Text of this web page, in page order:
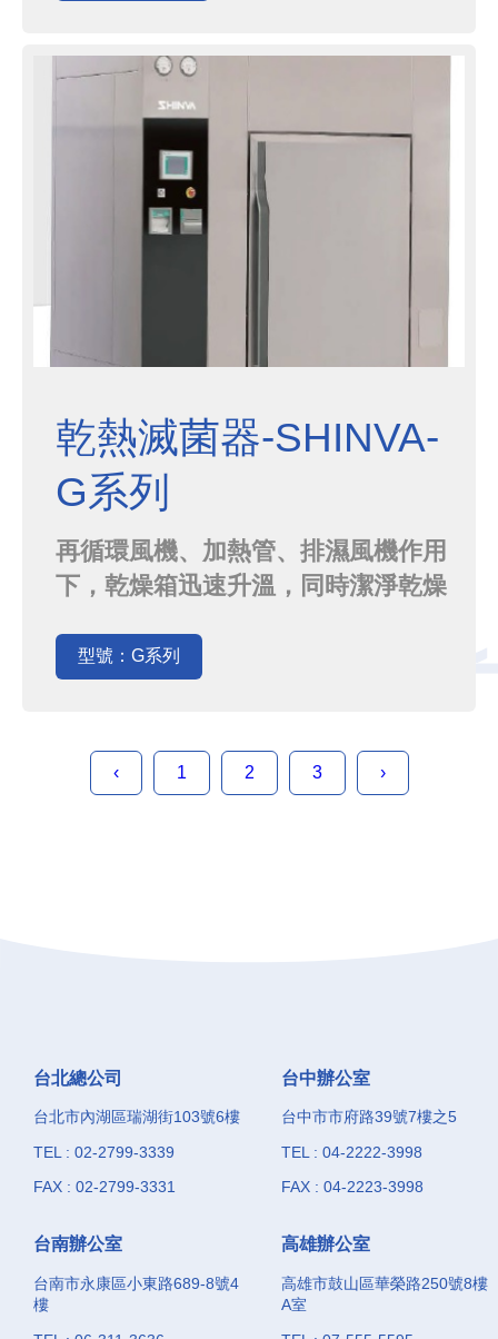
燥，實現了可重現的"能被記錄和驗
FDA和歐盟cGMP規範的要求。該清
洗機具有容積大、清洗徹底、自動水
程度高的特點，各項...
乾熱滅菌器-SHINVA-
G系列
再循環風機、加熱管、排濕風機作用
下，乾燥箱迅速升溫，同時潔淨乾燥
吸收物料表面的水分，進入循環通道
蒸發排出，乾燥空氣再風機作用下定
同時間系性補充新鮮過濾空氣，箱體
內成微正壓狀態，滅菌室溫度達到設
型號：G系列
‹ 1 2 3 ›
台北總公司
台北市內湖區瑞湖街103號6樓
TEL : 02-2799-3339
FAX : 02-2799-3331
台中辦公室
台中市市府路39號7樓之5
TEL : 04-2222-3998
FAX : 04-2223-3998
台南辦公室
台南市永康區小東路689-8號4
樓
高雄辦公室
高雄市鼓山區華榮路250號8樓
A室